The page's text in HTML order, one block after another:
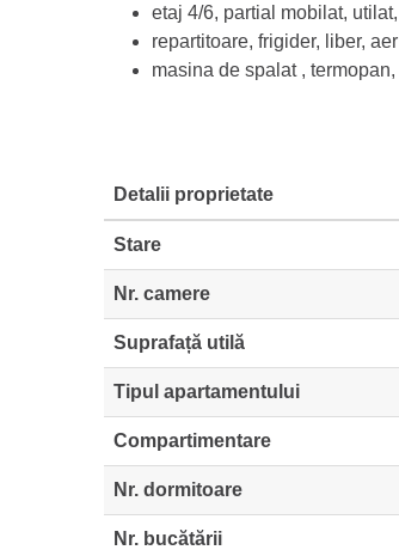
etaj 4/6, partial mobilat,
repartitoare, frigider, liber,
masina de spalat ,
Detalii proprietate
Stare
Nr. camere
Suprafață utilă
Tipul apartamentului
Compartimentare
Nr. dormitoare
Nr. bucătării